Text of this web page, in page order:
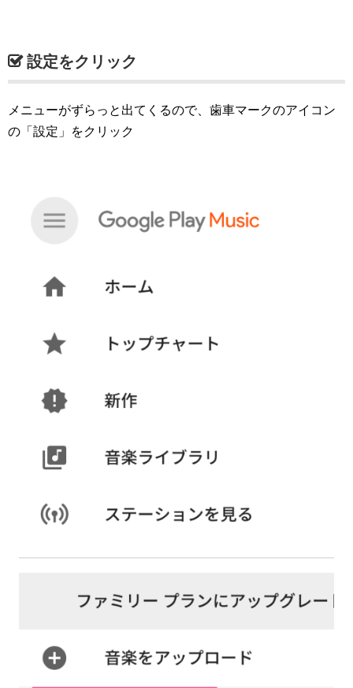
設定をクリック
メニューがずらっと出てくるので、歯車マークのアイコン
の「設定」をクリック